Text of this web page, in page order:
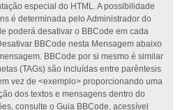
especial do HTML. A possibilidade
é determinada pelo Administrador do
poderá desativar o BBCode em cada
BBCode nesta Mensagem abaixo
BBCode por si mesmo é similar
(TAGs) são incluídas entre parêntesis
vez de <exemplo> proporcionando uma
dos textos e mensagens dentro do
consulte o Guia BBCode, acessível